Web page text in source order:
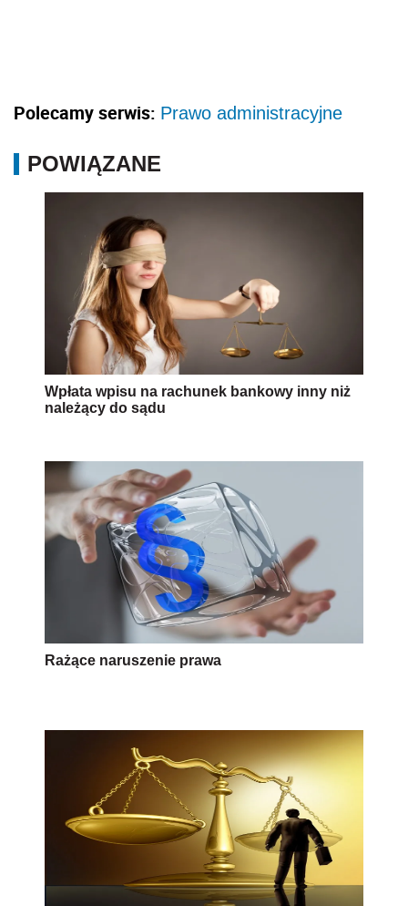
Polecamy serwis: Prawo administracyjne
POWIĄZANE
Wpłata wpisu na rachunek bankowy inny niż
należący do sądu
Rażące naruszenie prawa